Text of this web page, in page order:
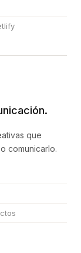
que
comunicarlo.